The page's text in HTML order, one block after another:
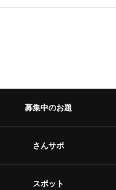
募集中のお題
さんサポ
スポット